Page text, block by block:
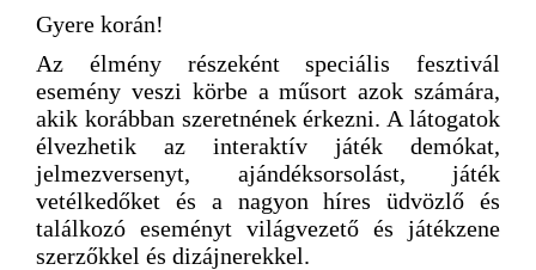
Gyere korán!
Az élmény részeként speciális fesztivál
esemény veszi körbe a műsort azok számára,
akik korábban szeretnének érkezni. A látogatok
élvezhetik az interaktív játék demókat,
jelmezversenyt, ajándéksorsolást, játék
vetélkedőket és a nagyon híres üdvözlő és
találkozó eseményt világvezető és játékzene
szerzőkkel és dizájnerekkel.